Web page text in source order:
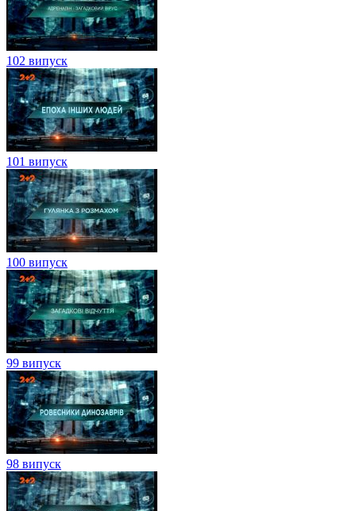
102 випуск
101 випуск
100 випуск
99 випуск
98 випуск